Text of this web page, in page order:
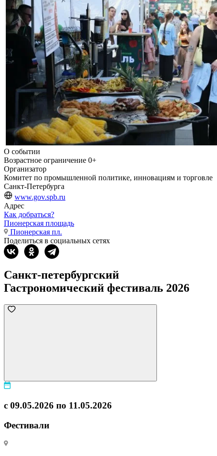
О событии
Возрастное ограничение 0+
Организатор
Комитет по промышленной политике, инновациям и торговле
Санкт-Петербурга
www.gov.spb.ru
Адрес
Как добраться?
Пионерская площадь
Пионерская пл.
Поделиться в социальных сетях
Санкт-петербургский
Гастрономический фестиваль 2026
с 09.05.2026 по 11.05.2026
Фестивали